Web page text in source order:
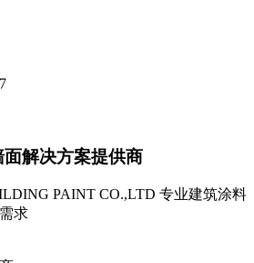
解决方案提供商
PAINT CO.,LTD 专业建筑涂料
求